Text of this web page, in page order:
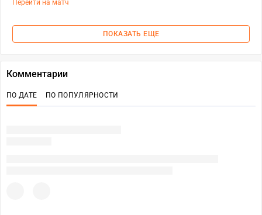
Перейти на матч
ПОКАЗАТЬ ЕЩЕ
Комментарии
ПО ДАТЕ ПО ПОПУЛЯРНОСТИ